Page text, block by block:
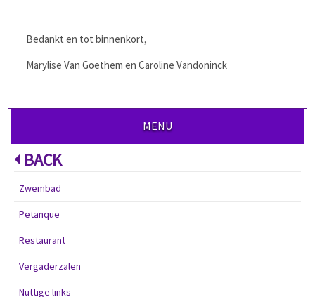
Bedankt en tot binnenkort,
Marylise Van Goethem en Caroline Vandoninck
MENU
BACK
Zwembad
Petanque
Restaurant
Vergaderzalen
Nuttige links